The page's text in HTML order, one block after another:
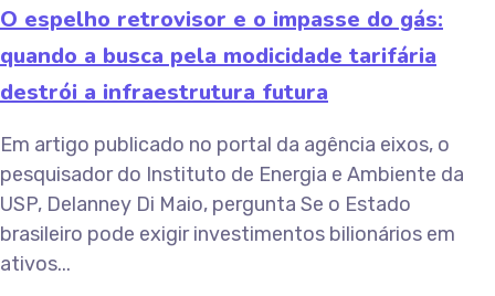
O espelho retrovisor e o impasse do gás:
quando a busca pela modicidade tarifária
destrói a infraestrutura futura
Em artigo publicado no portal da agência eixos, o
pesquisador do Instituto de Energia e Ambiente da
USP, Delanney Di Maio, pergunta Se o Estado
brasileiro pode exigir investimentos bilionários em
ativos...